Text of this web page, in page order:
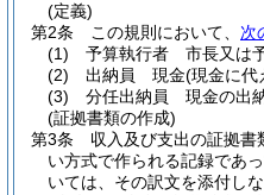
(定義)
第2条
この規則において、 次
(1)
予算執行者 市長又は
(2)
出納員 現金(現金に代
(3)
分任出納員 現金の出
(証拠書類の作成)
第3条
収入及び支出の証拠書
い方式で作られる記録であ
いては、その訳文を添付し